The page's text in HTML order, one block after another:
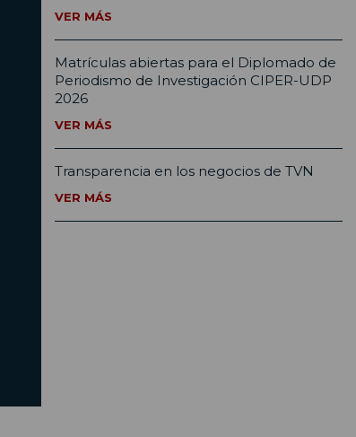
VER MÁS
Matrículas abiertas para el Diplomado de
Periodismo de Investigación CIPER-UDP
2026
VER MÁS
Transparencia en los negocios de TVN
VER MÁS